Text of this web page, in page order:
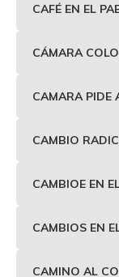
CAFÉ EN EL
CÁMARA
CAMARA PIDE
CAMBIO
CAMBIOE EN
CAMBIOS EN
CAMINO AL